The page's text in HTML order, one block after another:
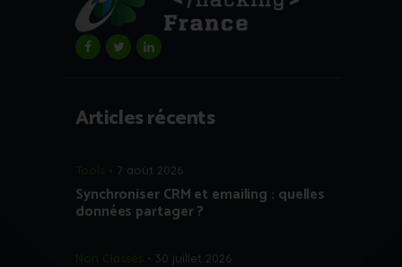
Articles récents
Tools 7 août 2026
Synchroniser CRM et emailing : quelles
données partager ?
Non Classés 30 juillet 2026